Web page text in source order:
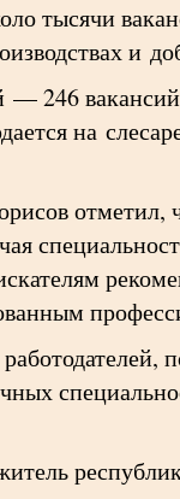
тысячи
и
— 246
на
отметил,